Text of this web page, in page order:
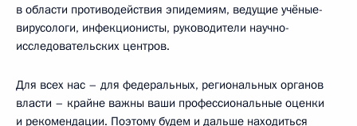
в области противодействия эпидемиям, ведущие учёные-
вирусологи, инфекционисты, руководители научно-
исследовательских центров.
Для всех нас – для федеральных, региональных органов
власти – крайне важны ваши профессиональные оценки
и рекомендации. Поэтому будем и дальше находиться